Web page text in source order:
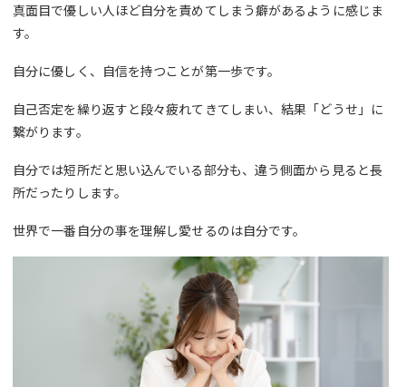
真面目で優しい人ほど自分を責めてしまう癖があるように感じま
す。
自分に優しく、自信を持つことが第一歩です。
自己否定を繰り返すと段々疲れてきてしまい、結果「どうせ」に
繋がります。
自分では短所だと思い込んでいる部分も、違う側面から見ると長
所だったりします。
世界で一番自分の事を理解し愛せるのは自分です。